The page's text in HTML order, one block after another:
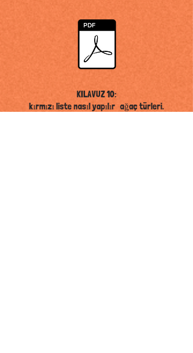
KILAVUZ 10:
kırmızı liste nasıl yapılır ağaç türleri.